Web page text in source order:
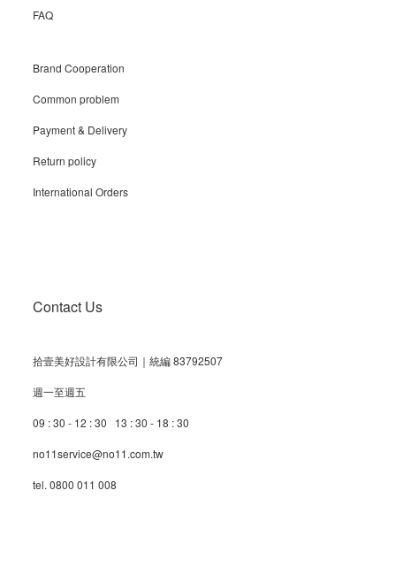
FAQ
Brand Cooperation
Common problem
Payment & Delivery
Return policy
International Orders
Contact Us
拾壹美好設計有限公司｜統編 83792507
週一至週五
09 : 30 - 12 : 30 13 : 30 - 18 : 30
no11service@no11.com.tw
tel. 0800 011 008